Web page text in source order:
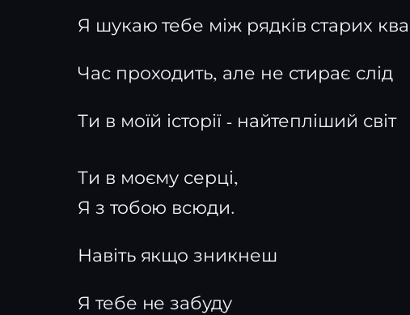
Я шукаю тебе між рядків старих
Час проходить, але не стирає слід
Ти в моїй історії - найтепліший світ
Ти в моєму серці,
Я з тобою всюди.
Навіть якщо зникнеш
Я тебе не забуду